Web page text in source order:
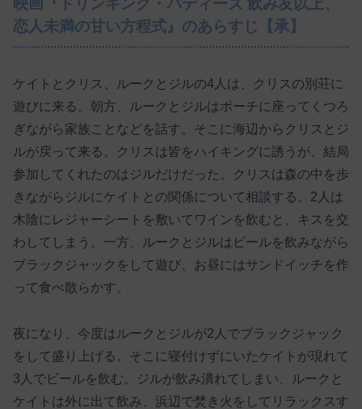
映画『ドリンキング・バディーズ 飲み友以上、
恋人未満の甘い方程式』のあらすじ【承】
ケイトとクリス、ルークとジルの4人は、クリスの別荘に
遊びに来る。朝方、ルークとジルはポーチに座ってくつろ
ぎながら家族ことなどを話す。そこに海辺からクリスとジ
ルが戻って来る。クリスは皆をハイキングに誘うが、結局
参加してくれたのはジルだけだった。クリスは森の中を歩
きながらジルにケイトとの関係について相談する。2人は
木陰にレジャーシートを敷いてワインを飲むと、キスを交
わしてしまう。一方、ルークとジルはビールを飲みながら
ブラックジャックをして遊び、お昼にはサンドイッチを作
って食べ散らかす。
夜になり、今度はルークとジルが2人でブラックジャック
をして盛り上げる。そこに寝付けずにいたケイトが現れて
3人でビールを飲む。ジルが飲み潰れてしまい、ルークと
ケイトは外に出て飲み、浜辺で焚き火をしてリラックスす